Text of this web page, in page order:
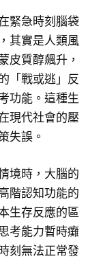
緊急時刻腦袋
其實是人類風
皮質醇飆升，
「戰或逃」反
功能。這種生
現代社會的壓
失誤。
境時，大腦的
階認知功能的
生存反應的區
考能力暫時癱
刻無法正常發